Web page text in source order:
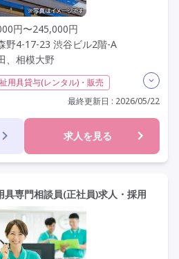
円〜245,000円
野4-17-23 渋谷ビル2階-A
、相模大野
用具貸与(レンタル)・販売
日勤のみ
夜勤なし
交通費支給
年間休日110日以上
定年65歳以上
資格取得支援
最終更新日 : 2026/05/22
求人を見る
具専門相談員(正社員)求人・採用